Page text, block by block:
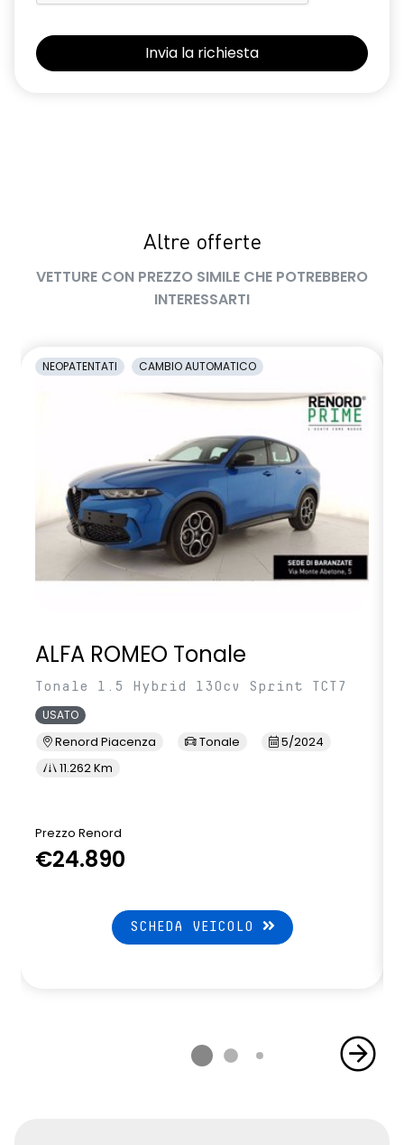
retrovisori esterni elettrici riscaldabili e ripiegabili
elettricamente
sistema di frenata d'emergenza attiva con riconoscimento
sistema di rilevamento stato di vigilanza del conducente
Auto™ / Apple CarPlay™
volante multifunzione in TEP
Altre offerte
VETTURE CON PREZZO SIMILE CHE POTREBBERO
INTERESSARTI
NEOPATENTATI CAMBIO AUTOMATICO
ALFA ROMEO Tonale
Tonale 1.5 Hybrid 130cv Sprint TCT7
USATO
Renord Piacenza Tonale
5/2024
11.262 Km
Prezzo Renord
€24.890
SCHEDA VEICOLO